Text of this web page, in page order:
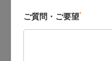
ご質問・ご要望*